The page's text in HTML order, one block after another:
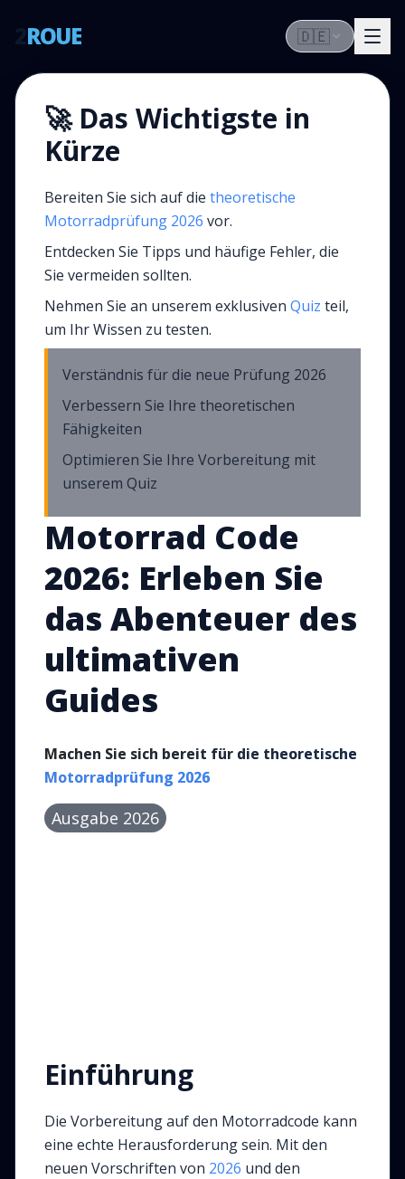
ROUE 🇩🇪
🚀 Das Wichtigste in
Kürze
Bereiten Sie sich auf die theoretische
Motorradprüfung 2026 vor.
Entdecken Sie Tipps und häufige Fehler, die
Sie vermeiden sollten.
Nehmen Sie an unserem exklusiven Quiz teil,
um Ihr Wissen zu testen.
Verständnis für die neue Prüfung 2026
Verbessern Sie Ihre theoretischen
Fähigkeiten
Optimieren Sie Ihre Vorbereitung mit
unserem Quiz
Motorrad Code
2026: Erleben Sie
das Abenteuer des
ultimativen
Guides
Machen Sie sich bereit für die theoretische
Motorradprüfung 2026
Ausgabe 2026
Einführung
Die Vorbereitung auf den Motorradcode kann
eine echte Herausforderung sein. Mit den
neuen Vorschriften von 2026 und den